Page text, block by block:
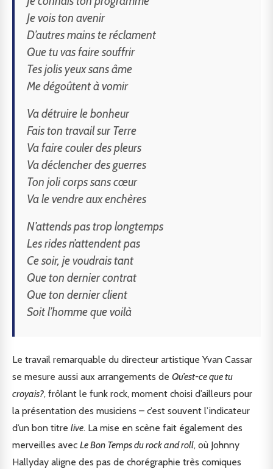
Je vois ton avenir
D’autres mains te réclament
Que tu vas faire souffrir
Tes jolis yeux sans âme
Me dégoûtent à vomir
Va détruire le bonheur
Fais ton travail sur Terre
Va faire couler des pleurs
Va déclencher des guerres
Ton joli corps sans cœur
Va le vendre aux enchères
N’attends pas trop longtemps
Les rides n’attendent pas
Ce soir, je voudrais tant
Que ton dernier contrat
Que ton dernier client
Soit l’homme que voilà
Le travail remarquable du directeur artistique Yvan Cassar
se mesure aussi aux arrangements de Qu’est-ce que tu
croyais?, frôlant le funk rock, moment choisi d’ailleurs pour
la présentation des musiciens – c’est souvent l’indicateur
d’un bon titre live. La mise en scène fait également des
merveilles avec Le Bon Temps du rock and roll, où Johnny
Hallyday aligne des pas de chorégraphie très comiques